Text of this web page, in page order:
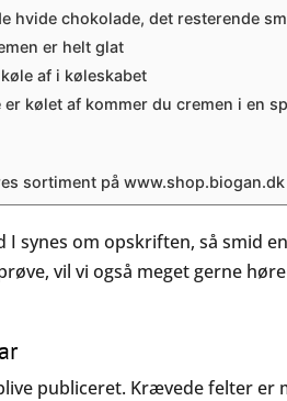
hvide chokolade, det resterende
er helt glat
af i køleskabet
er kølet af kommer du cremen i en
sortiment på www.shop.biogan.dk
I synes om opskriften, så smid
vil vi også meget gerne
publiceret. Krævede felter er